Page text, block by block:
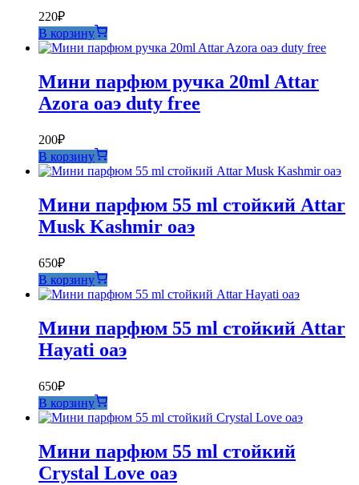
220₽
В корзину
Мини парфюм ручка 20ml Attar
Azora оаэ duty free
200₽
В корзину
Мини парфюм 55 ml стойкий Attar
Musk Kashmir оаэ
650₽
В корзину
Мини парфюм 55 ml стойкий Attar
Hayati оаэ
650₽
В корзину
Мини парфюм 55 ml стойкий
Crystal Love оаэ